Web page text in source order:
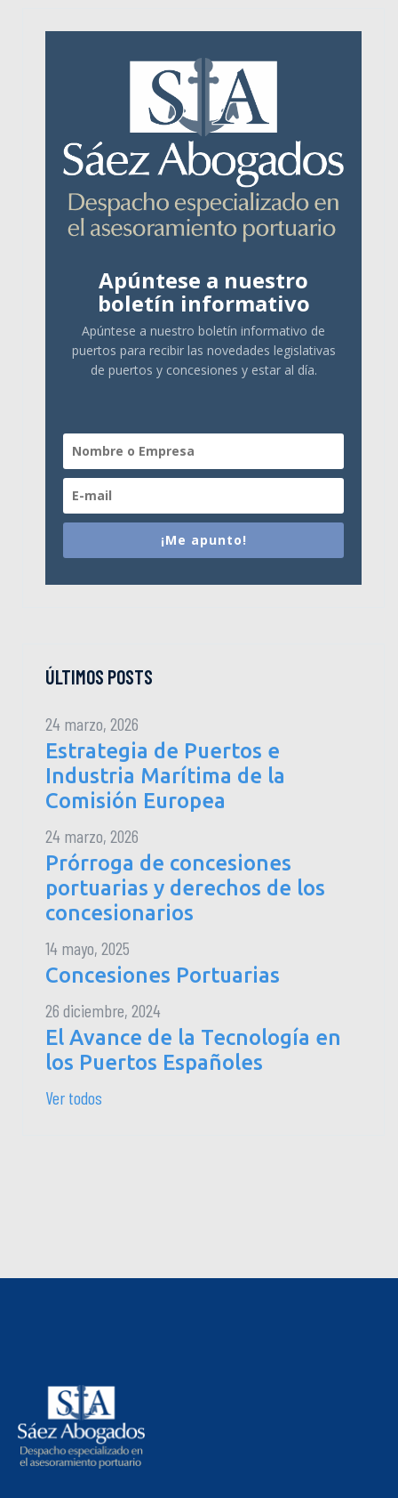
Apúntese a nuestro
boletín informativo
Apúntese a nuestro boletín informativo de
puertos para recibir las novedades legislativas
de puertos y concesiones y estar al día.
¡Me apunto!
ÚLTIMOS POSTS
24 marzo, 2026
Estrategia de Puertos e
Industria Marítima de la
Comisión Europea
24 marzo, 2026
Prórroga de concesiones
portuarias y derechos de los
concesionarios
14 mayo, 2025
Concesiones Portuarias
26 diciembre, 2024
El Avance de la Tecnología en
los Puertos Españoles
Ver todos